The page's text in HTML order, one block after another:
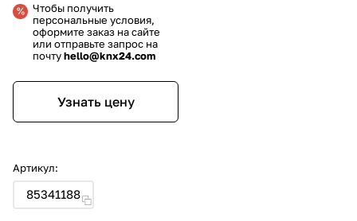
Чтобы получить
персональные условия,
оформите заказ на сайте
или отправьте запрос на
почтуhello@knx24.com
Узнать цену
Артикул:
85341188